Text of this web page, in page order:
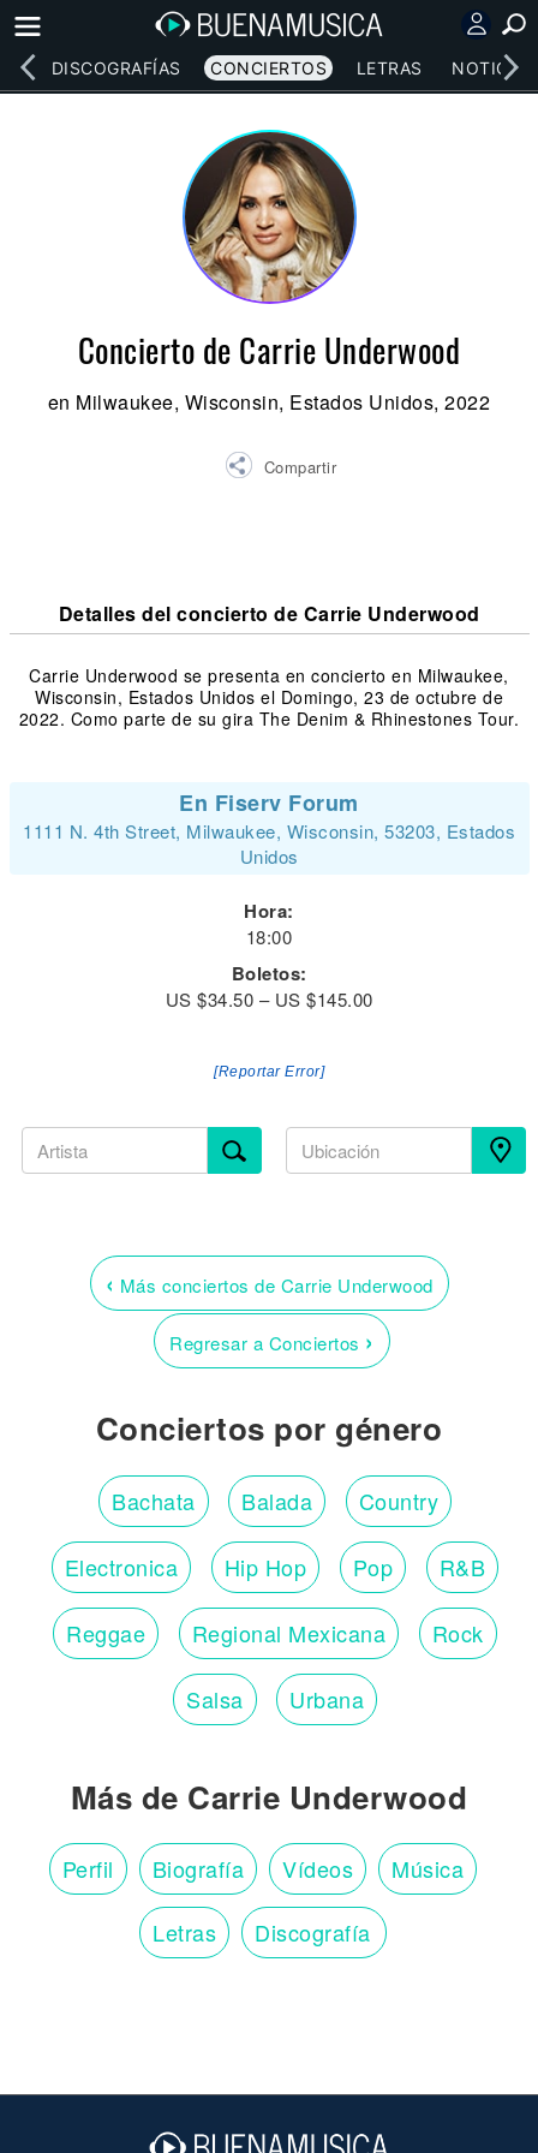
DISCOGRAFÍAS CONCIERTOS LETRAS NOTICIAS
Concierto de Carrie Underwood
en Milwaukee, Wisconsin, Estados Unidos, 2022
Compartir
Detalles del concierto de Carrie Underwood
Carrie Underwood se presenta en concierto en Milwaukee,
Wisconsin, Estados Unidos el Domingo, 23 de octubre de
2022. Como parte de su gira The Denim & Rhinestones Tour.
En Fiserv Forum
1111 N. 4th Street, Milwaukee, Wisconsin, 53203, Estados
Unidos
Hora:
18:00
Boletos:
US $34.50 – US $145.00
[Reportar Error]
‹ Más conciertos de Carrie Underwood
Regresar a Conciertos ›
Conciertos por género
Bachata Balada Country
Electronica Hip Hop Pop R&B
Reggae Regional Mexicana Rock
Salsa Urbana
Más de Carrie Underwood
Perfil Biografía Vídeos Música
Letras Discografía